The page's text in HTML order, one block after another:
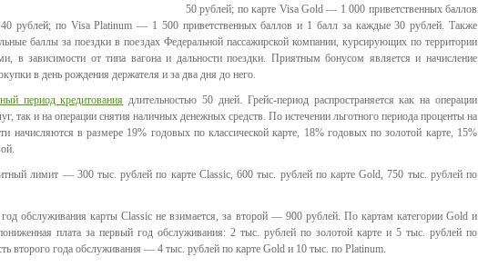
50 рублей; по карте Visa Gold — 1 000 приветственных баллов
рублей; по Visa Platinum — 1 500 приветственных баллов и 1 балл за каждые 30 рублей. Также
баллы за поездки в поездах Федеральной пассажирской компании, курсирующих по территории
в зависимости от типа вагона и дальности поездки. Приятным бонусом является и начисление
в день рождения держателя и за два дня до него.
период кредитования длительностью 50 дней. Грейс-период распространяется как на операции
так и на операции снятия наличных денежных средств. По истечении льготного периода проценты на
начисляются в размере 19% годовых по классической карте, 18% годовых по золотой карте, 15%
лимит — 300 тыс. рублей по карте Classic, 600 тыс. рублей по карте Gold, 750 тыс. рублей по
обслуживания карты Classic не взимается, за второй — 900 рублей. По картам категории Gold и
плата за первый год обслуживания: 2 тыс. рублей по золотой карте и 5 тыс. рублей по
второго года обслуживания — 4 тыс. рублей по карте Gold и 10 тыс. по Platinum.